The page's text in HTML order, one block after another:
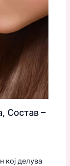
Состав –
кој делува